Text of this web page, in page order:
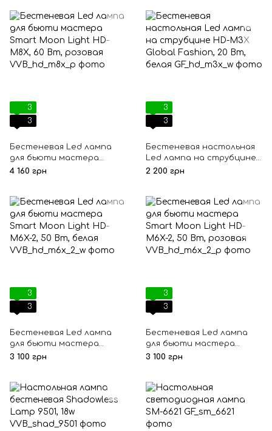
3
3
Бестеневая Led лампа
для бьюти мастера
Smart Moon Light HD-M8X,
4 160 грн
3
3
Бестеневая настольная
Led лампа на струбцине
HD-M3X Global Fashion, 20
2 200 грн
3
3
Бестеневая Led лампа
для бьюти мастера
Smart Moon Light HD-M6X-
3 100 грн
3
3
Бестеневая Led лампа
для бьюти мастера
Smart Moon Light HD-M6X-
3 100 грн